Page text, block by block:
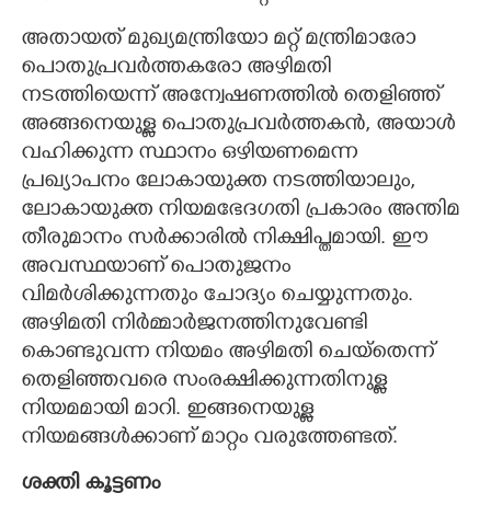
അതായത് മുഖ്യമന്ത്രിയോ മറ്റ് മന്ത്രിമാരോ
പൊതുപ്രവർത്തകരോ അഴിമതി
നടത്തിയെന്ന് അന്വേഷണത്തിൽ തെളിഞ്ഞ്
അങ്ങനെയുള്ള പൊതുപ്രവർത്തകൻ, അയാൾ
വഹിക്കുന്ന സ്ഥാനം ഒഴിയണമെന്ന
പ്രഖ്യാപനം ലോകായുക്ത നടത്തിയാലും,
ലോകായുക്ത നിയമഭേദഗതി പ്രകാരം അന്തിമ
തീരുമാനം സർക്കാരിൽ നിക്ഷിപ്തമായി. ഈ
അവസ്ഥയാണ് പൊതുജനം
വിമർശിക്കുന്നതും ചോദ്യം ചെയ്യുന്നതും.
അഴിമതി നിർമ്മാർജനത്തിനുവേണ്ടി
കൊണ്ടുവന്ന നിയമം അഴിമതി ചെയ്തെന്ന്
തെളിഞ്ഞവരെ സംരക്ഷിക്കുന്നതിനുള്ള
നിയമമായി മാറി. ഇങ്ങനെയുള്ള
നിയമങ്ങൾക്കാണ് മാറ്റം വരുത്തേണ്ടത്.
ശക്തി കൂട്ടണം